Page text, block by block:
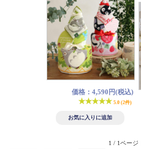
価格：4,590円(税込)
5.0 (2件)
1 / 1ページ